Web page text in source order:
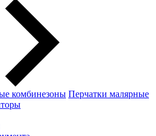
комбинезоны Перчатки малярные